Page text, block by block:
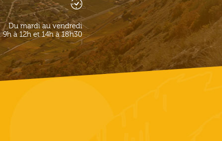
Du mardi au vendredi
9h à 12h et 14h à 18h30